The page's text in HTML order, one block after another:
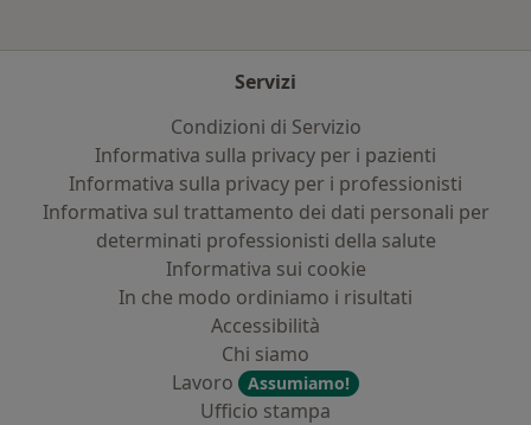
Servizi
Condizioni di Servizio
Informativa sulla privacy per i pazienti
Informativa sulla privacy per i professionisti
Informativa sul trattamento dei dati personali per
determinati professionisti della salute
Informativa sui cookie
In che modo ordiniamo i risultati
Accessibilità
Chi siamo
Lavoro
Assumiamo!
Ufficio stampa